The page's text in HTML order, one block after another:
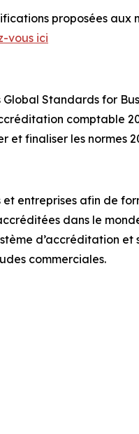
proposées aux
vous ici
Standards for
comptable
et finaliser les normes
et entreprises afin de
dans le
d’accréditation et
commerciales.